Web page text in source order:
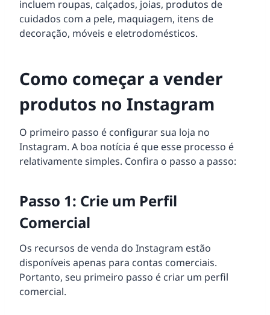
incluem roupas, calçados, joias, produtos de
cuidados com a pele, maquiagem, itens de
decoração, móveis e eletrodomésticos.
Como começar a vender
produtos no Instagram
O primeiro passo é configurar sua loja no
Instagram. A boa notícia é que esse processo é
relativamente simples. Confira o passo a passo:
Passo 1: Crie um Perfil
Comercial
Os recursos de venda do Instagram estão
disponíveis apenas para contas comerciais.
Portanto, seu primeiro passo é criar um perfil
comercial.